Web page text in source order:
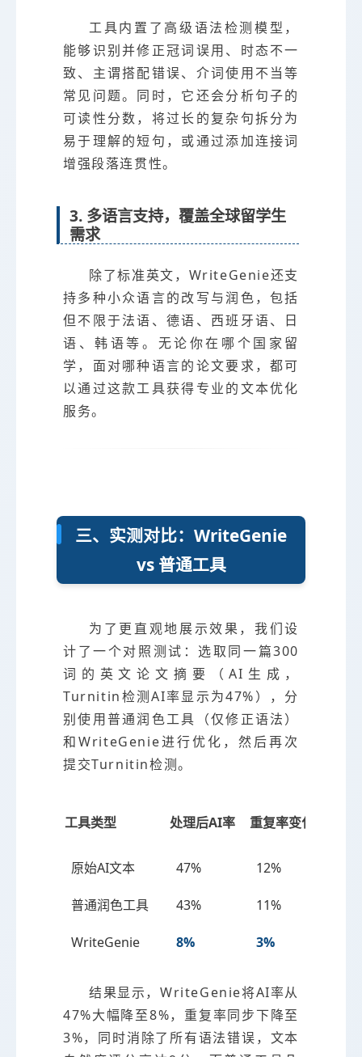
工具内置了高级语法检测模型，
能够识别并修正冠词误用、时态不一
致、主谓搭配错误、介词使用不当等
常见问题。同时，它还会分析句子的
可读性分数，将过长的复杂句拆分为
易于理解的短句，或通过添加连接词
增强段落连贯性。
3. 多语言支持，覆盖全球留学生
需求
除了标准英文，WriteGenie还支
持多种小众语言的改写与润色，包括
但不限于法语、德语、西班牙语、日
语、韩语等。无论你在哪个国家留
学，面对哪种语言的论文要求，都可
以通过这款工具获得专业的文本优化
服务。
三、实测对比：WriteGenie
vs 普通工具
为了更直观地展示效果，我们设
计了一个对照测试：选取同一篇300
词的英文论文摘要（AI生成，
Turnitin检测AI率显示为47%），分
别使用普通润色工具（仅修正语法）
和WriteGenie进行优化，然后再次
提交Turnitin检测。
工具类型 处理后AI率 重复率变化
原始AI文本 47% 12%
普通润色工具 43% 11%
WriteGenie 8% 3%
结果显示，WriteGenie将AI率从
47%大幅降至8%，重复率同步下降至
3%，同时消除了所有语法错误，文本